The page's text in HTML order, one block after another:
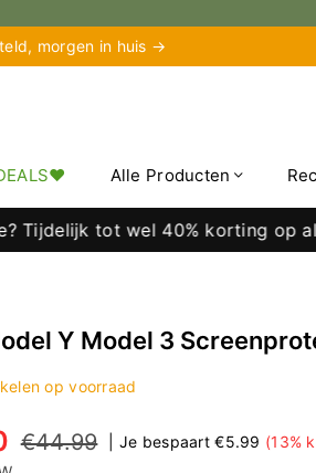
morgen in huis →
Alle Producten
Tijd voor
Y Model 3
op voorraad
€44.99 Je bespaart €5.99 (13%